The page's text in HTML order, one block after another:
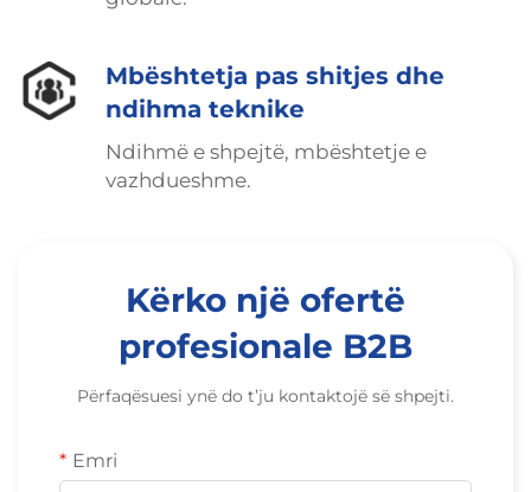
Mbështetja pas shitjes dhe
ndihma teknike
Ndihmë e shpejtë, mbështetje e
vazhdueshme.
Kërko një ofertë
profesionale B2B
Përfaqësuesi ynë do t’ju kontaktojë së shpejti.
Emri